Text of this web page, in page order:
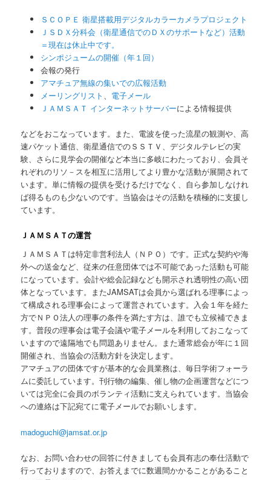
ＳＣＯＰＥ 衛星搭載用デジタルカラーカメラプロジェクト
ＪＳＤＸ分科会（衛星通信でのＤＸのサポートなど）活動
＝現在は休止中です。
シンポジュームの開催（年１回）
会報の発行
アマチュア無線の集いでの広報活動
メーリングリスト
電子メール
ＪＡＭＳＡＴ インターネットサーバーによる情報提供
などをおこなっています。また、電波を使った流星の観測や、高
速パケット通信、衛星通信でのＳＳＴＶ、デジタルテレビの実
験、さらに見学会の開催など本当に多岐にわたっており、会員そ
れぞれのリソ－スを相互に活用してより豊かな活動が展開されて
います。単に情報の提供を受けるだけでなく、自ら参加しなけれ
ば得るものも少ないのです。当協会はその活動を積極的に支援し
ています。
ＪＡＭＳＡＴの運営
ＪＡＭＳＡＴは特定非営利法人（ＮＰＯ）です。正式な契約や海
外への送金など、従来の任意団体では不可能であった活動も可能
になっています。会計や総会記録なども開示され透明性の高い団
体となっています。またJAMSATは会員から選ばれる理事によっ
て構成される理事会によって運営されています。入会１年を経た
方でＮＰＯ法人の理事の条件を満たす方は、誰でも立候補できま
す。普段の理事会は電子会議や電子メールを利用しておこなって
いますので遠隔地でも問題ありません。また通常総会が年に１回
開催され、当協会の活動方針を決定します。
アマチュアの団体ですが基本的な会員業務は、毎日学術フォーラ
ムに委託しています。刊行物の編集、催し物の企画運営などにつ
いては完全に会員のボランティ活動に支えられています。当協会
への連絡は下記宛てに電子メールでお願いします。
madoguchi@jamsat.or.jp
なお、お問い合わせの回答に付きましても会員有志の奉仕活動で
行っておりますので、お答えまでに数週間かかることがあること